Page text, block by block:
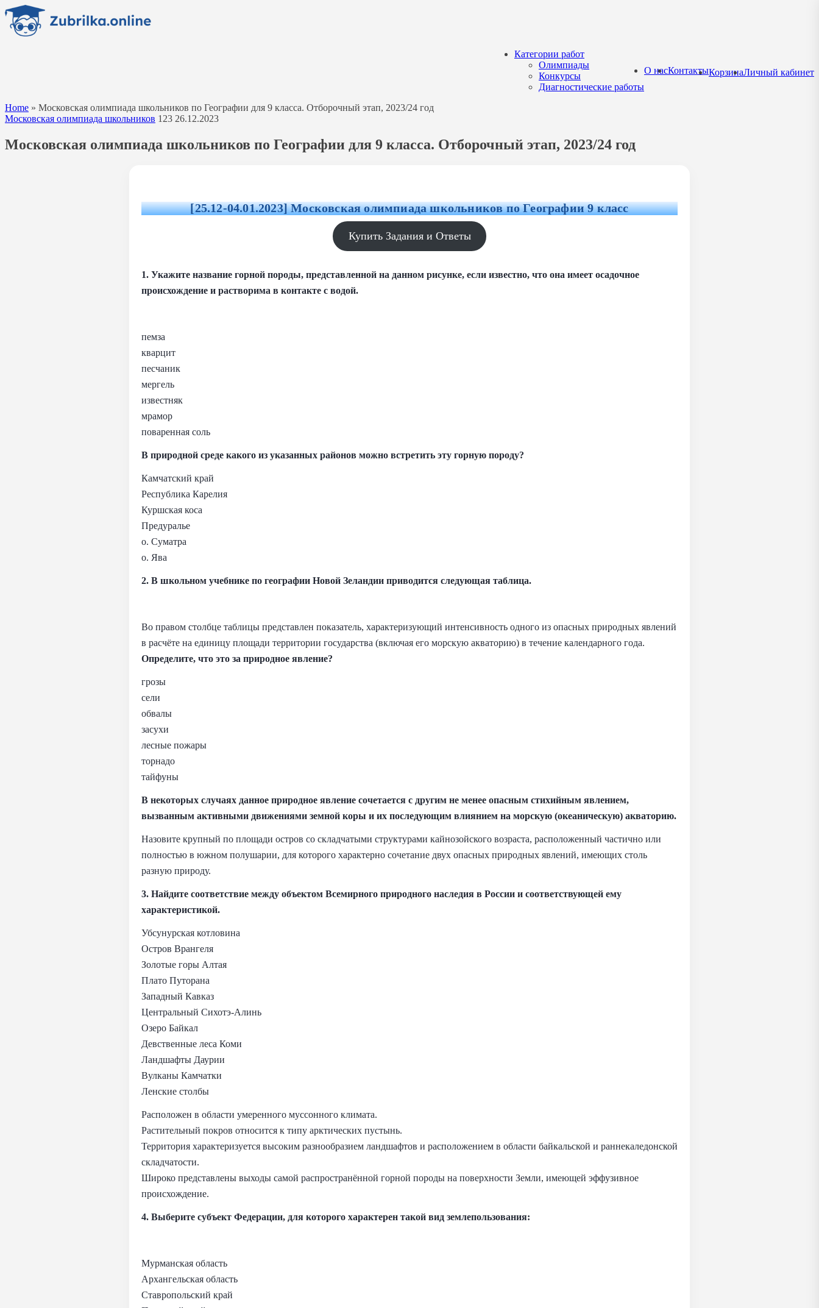
Перейти
содержанию
Категории работ
Олимпиады
Конкурсы
Диагностические работы
О насКонтактыКорзинаЛичный кабинет
Home » Московская олимпиада школьников по Географии для 9 класса. Отборочный этап, 2023/24 год
Московская олимпиада школьников 123 26.12.2023
Московская олимпиада школьников по Географии для 9 класса. Отборочный этап, 2023/24 год
[25.12-04.01.2023] Московская олимпиада школьников по Географии 9 класс
Купить Задания и Ответы
1. Укажите название горной породы, представленной на данном рисунке, если известно, что она имеет осадочное
происхождение и растворима в контакте с водой.
пемза
кварцит
песчаник
мергель
известняк
мрамор
поваренная соль
В природной среде какого из указанных районов можно встретить эту горную породу?
Камчатский край
Республика Карелия
Куршская коса
Предуралье
о. Суматра
о. Ява
2. В школьном учебнике по географии Новой Зеландии приводится следующая таблица.
Во правом столбце таблицы представлен показатель, характеризующий интенсивность одного из опасных природных явлений
в расчёте на единицу площади территории государства (включая его морскую акваторию) в течение календарного года.
Определите, что это за природное явление?
грозы
сели
обвалы
засухи
лесные пожары
торнадо
тайфуны
В некоторых случаях данное природное явление сочетается с другим не менее опасным стихийным явлением,
вызванным активными движениями земной коры и их последующим влиянием на морскую (океаническую) акваторию.
Назовите крупный по площади остров со складчатыми структурами кайнозойского возраста, расположенный частично или
полностью в южном полушарии, для которого характерно сочетание двух опасных природных явлений, имеющих столь
разную природу.
3. Найдите соответствие между объектом Всемирного природного наследия в России и соответствующей ему
характеристикой.
Убсунурская котловина
Остров Врангеля
Золотые горы Алтая
Плато Путорана
Западный Кавказ
Центральный Сихотэ-Алинь
Озеро Байкал
Девственные леса Коми
Ландшафты Даурии
Вулканы Камчатки
Ленские столбы
Расположен в области умеренного муссонного климата.
Растительный покров относится к типу арктических пустынь.
Территория характеризуется высоким разнообразием ландшафтов и расположением в области байкальской и раннекаледонской
складчатости.
Широко представлены выходы самой распространённой горной породы на поверхности Земли, имеющей эффузивное
происхождение.
4. Выберите субъект Федерации, для которого характерен такой вид землепользования:
Мурманская область
Архангельская область
Ставропольский край